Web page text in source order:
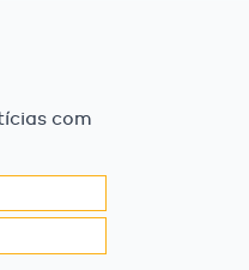
com